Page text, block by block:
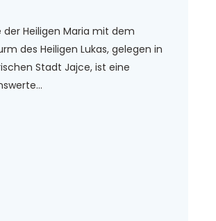
der Heiligen Maria mit dem
des Heiligen Lukas, gelegen in
Stadt Jajce, ist eine